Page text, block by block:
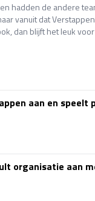
hadden de andere
vanuit dat
dan blijft het leuk
aan en speelt
organisatie aan